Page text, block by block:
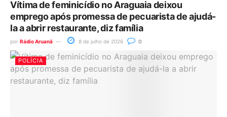
Vítima de feminicídio no Araguaia deixou
emprego após promessa de pecuarista de ajudá-
la a abrir restaurante, diz família
por Rádio Aruanã 8 de julho de 2026 0
POLÍCIA